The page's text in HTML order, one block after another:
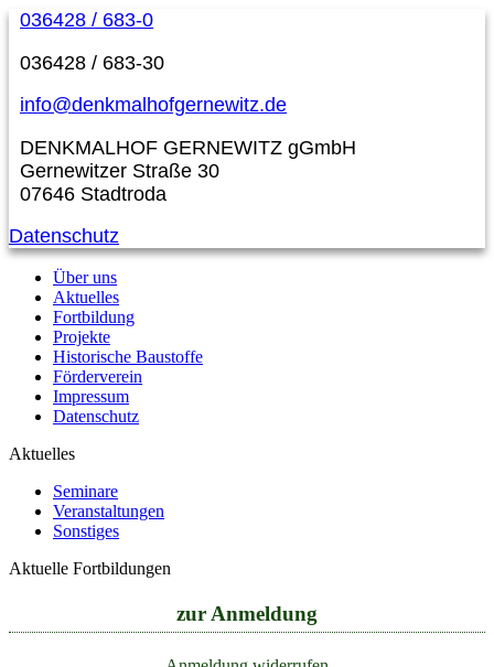
036428 / 683-0
036428 / 683-30
info@denkmalhofgernewitz.de
DENKMALHOF GERNEWITZ gGmbH
Gernewitzer Straße 30
07646 Stadtroda
Datenschutz
Über uns
Aktuelles
Fortbildung
Projekte
Historische Baustoffe
Förderverein
Impressum
Datenschutz
Aktuelles
Seminare
Veranstaltungen
Sonstiges
Aktuelle Fortbildungen
zur Anmeldung